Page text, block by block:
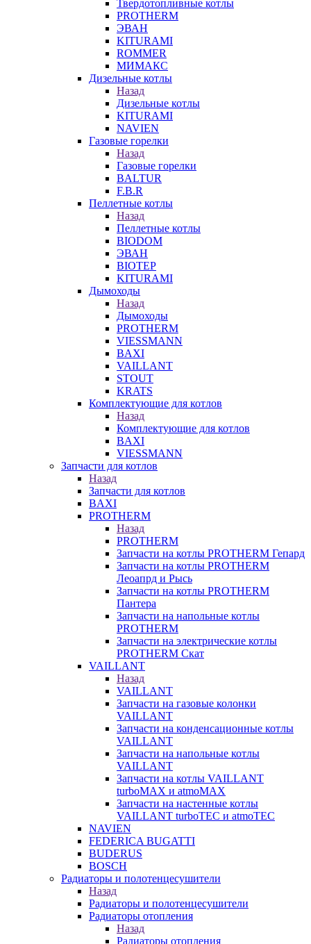
Твердотопливные котлы
PROTHERM
ЭВАН
KITURAMI
ROMMER
МИМАКС
Дизельные котлы
Назад
Дизельные котлы
KITURAMI
NAVIEN
Газовые горелки
Назад
Газовые горелки
BALTUR
F.B.R
Пеллетные котлы
Назад
Пеллетные котлы
BIODOM
ЭВАН
BIOTEP
KITURAMI
Дымоходы
Назад
Дымоходы
PROTHERM
VIESSMANN
BAXI
VAILLANT
STOUT
KRATS
Комплектующие для котлов
Назад
Комплектующие для котлов
BAXI
VIESSMANN
Запчасти для котлов
Назад
Запчасти для котлов
BAXI
PROTHERM
Назад
PROTHERM
Запчасти на котлы PROTHERM Гепард
Запчасти на котлы PROTHERM
Леоапрд и Рысь
Запчасти на котлы PROTHERM
Пантера
Запчасти на напольные котлы
PROTHERM
Запчасти на электрические котлы
PROTHERM Скат
VAILLANT
Назад
VAILLANT
Запчасти на газовые колонки
VAILLANT
Запчасти на конденсационные котлы
VAILLANT
Запчасти на напольные котлы
VAILLANT
Запчасти на котлы VAILLANT
turboMAX и atmoMAX
Запчасти на настенные котлы
VAILLANT turboTEC и atmoTEC
NAVIEN
FEDERICA BUGATTI
BUDERUS
BOSCH
Радиаторы и полотенцесушители
Назад
Радиаторы и полотенцесушители
Радиаторы отопления
Назад
Радиаторы отопления